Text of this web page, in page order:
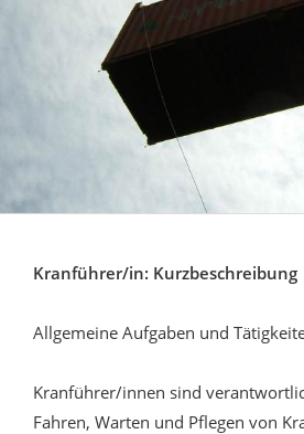
Kranführer/in: Kurzbeschreibung
Allgemeine Aufgaben und
Kranführer/innen sind
Fahren, Warten und Pflegen von